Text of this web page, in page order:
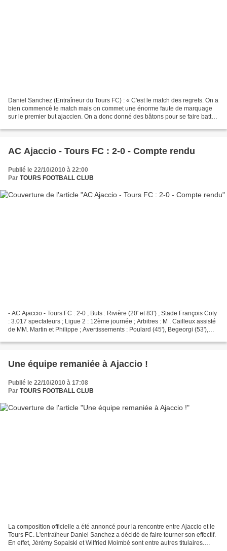
Daniel Sanchez (Entraîneur du Tours FC) : « C'est le match des regrets. On a
bien commencé le match mais on commet une énorme faute de marquage
sur le premier but ajaccien. On a donc donné des bâtons pour se faire battre,
AC Ajaccio - Tours FC : 2-0 - Compte rendu
Publié le 22/10/2010 à 22:00
Par TOURS FOOTBALL CLUB
- AC Ajaccio - Tours FC : 2-0 ; Buts : Rivière (20' et 83') ; Stade François Coty
: 3.017 spectateurs ; Ligue 2 : 12ème journée ; Arbitres : M . Cailleux assisté
de MM. Martin et Philippe ; Avertissements : Poulard (45'), Begeorgi (53'),
Une équipe remaniée à Ajaccio !
Publié le 22/10/2010 à 17:08
Par TOURS FOOTBALL CLUB
La composition officielle a été annoncé pour la rencontre entre Ajaccio et le
Tours FC. L'entraîneur Daniel Sanchez a décidé de faire tourner son effectif.
En effet, Jérémy Sopalski et Wilfried Moimbé sont entre autres titulaires.